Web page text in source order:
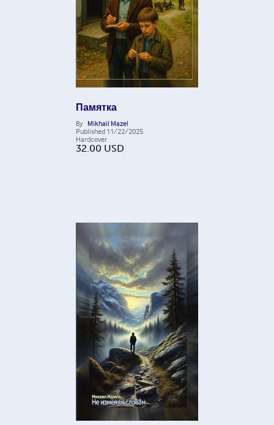
Памятка
By Mikhail Mazel
Published 11/22/2025
Hardcover
32.00 USD